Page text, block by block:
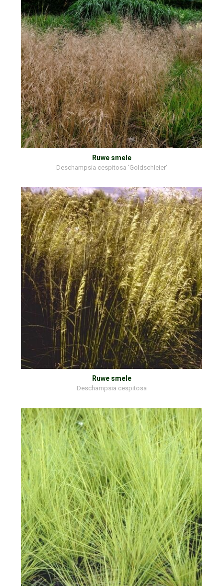
Ruwe smele
Deschampsia cespitosa 'Goldschleier'
Ruwe smele
Deschampsia cespitosa